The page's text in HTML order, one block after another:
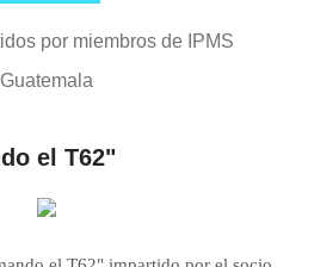
por miembros de IPMS
Guatemala
el T62"